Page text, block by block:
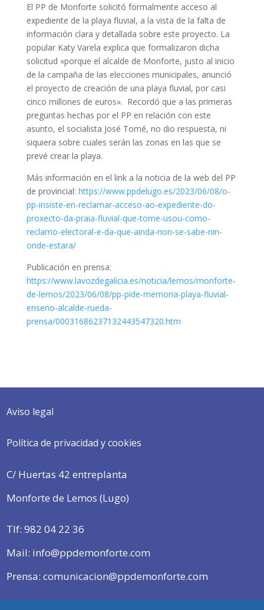
El PP de Monforte solicitó formalmente acceso al
expediente de la playa fluvial, a la vista de la falta de
información clara y detallada sobre este proyecto. La
popular Katy Varela explica que formalizaron dicha
solicitud «porque el alcalde de Monforte, justo al inicio
de la campaña de las elecciones municipales, anunció
el proyecto de creación de una playa fluvial, por casi
cinco millones de euros». Recordó que a las primeras
preguntas hechas por el PP en relación con este
asunto, el socialista José Tomé, no dio respuesta, ni
siquiera sobre cuales serán las zonas en las que se
prevé crear la playa.
Más información en el link a la noticia de la web del PP
de provincial: https://www.ppdelugo.es/2023/06/08/o-
pp-insiste-en-reclamar-acceso-ao-expediente-do-
proxecto-da-praia-fluvial-que-tome-usou-como-
reclamo-electoral-e-da-que-ainda-non-se-sabe-nin-
onde-estara/
Publicación en prensa:
https://www.lavozdegalicia.es/noticia/lemos/monforte-
de-lemos/2023/06/08/pp-pide-memoria-playa-fluvial-
enseno-alcalde-rueda-
prensa/00031686237132443547320.htm
Aviso legal
Política de privacidad y cookies
C/ Huertas 42 entreplanta
Monforte de Lemos (Lugo)
Tlf:982 04 22 36
Mail: info@ppdemonforte.com
Prensa: comunicacion@ppdemonforte.com